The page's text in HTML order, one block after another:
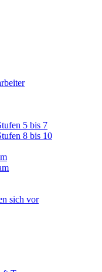
5 bis 7
8 bis 10
sich vor